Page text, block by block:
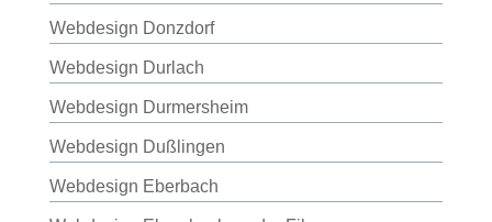
Webdesign Donzdorf
Webdesign Durlach
Webdesign Durmersheim
Webdesign Dußlingen
Webdesign Eberbach